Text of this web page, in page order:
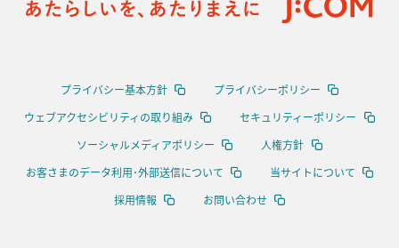
プライバシー基本方針
プライバシーポリシー
ウェブアクセシビリティの取り組み
セキュリティーポリシー
ソーシャルメディアポリシー
人権方針
お客さまのデータ利用･外部送信について
当サイトについて
採用情報
お問い合わせ